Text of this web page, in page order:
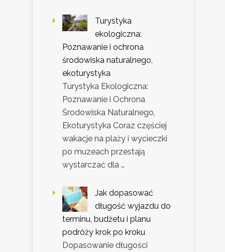
Turystyka
ekologiczna:
Poznawanie i ochrona
środowiska naturalnego,
ekoturystyka
Turystyka Ekologiczna:
Poznawanie i Ochrona
Środowiska Naturalnego,
Ekoturystyka Coraz częściej
wakacje na plaży i wycieczki
po muzeach przestają
wystarczać dla …
Jak dopasować
długość wyjazdu do
terminu, budżetu i planu
podróży krok po kroku
Dopasowanie długości